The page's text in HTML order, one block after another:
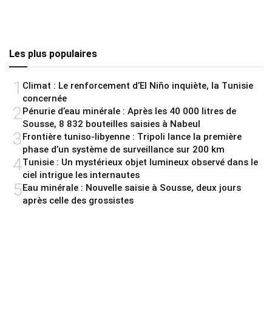
Les plus populaires
1 Climat : Le renforcement d’El Niño inquiète, la Tunisie
concernée
2 Pénurie d’eau minérale : Après les 40 000 litres de
Sousse, 8 832 bouteilles saisies à Nabeul
3 Frontière tuniso-libyenne : Tripoli lance la première
phase d’un système de surveillance sur 200 km
4Tunisie : Un mystérieux objet lumineux observé dans le
ciel intrigue les internautes
5Eau minérale : Nouvelle saisie à Sousse, deux jours
après celle des grossistes